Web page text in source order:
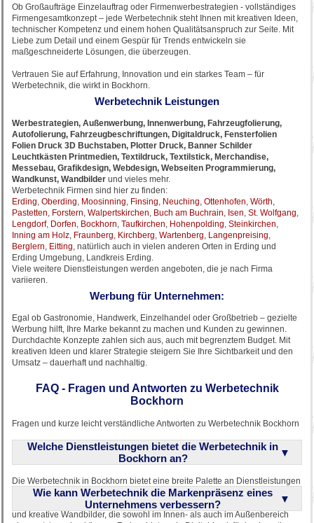
Ob Großaufträge Einzelauftrag oder Firmenwerbestrategien - vollständiges
Firmengesamtkonzept – jede Werbetechnik steht Ihnen mit kreativen Ideen,
technischer Kompetenz und einem hohen Qualitätsanspruch zur Seite. Mit
Liebe zum Detail und einem Gespür für Trends entwickeln sie
maßgeschneiderte Lösungen, die überzeugen.
Vertrauen Sie auf Erfahrung, Innovation und ein starkes Team – für
Werbetechnik, die wirkt in Bockhorn.
Werbetechnik Leistungen
Werbestrategien, Außenwerbung, Innenwerbung, Fahrzeugfolierung,
Autofolierung, Fahrzeugbeschriftungen, Digitaldruck, Fensterfolien
Folien Druck 3D Buchstaben, Plotter Druck, Banner Schilder
Leuchtkästen Printmedien, Textildruck, Textilstick, Merchandise,
Messebau, Grafikdesign, Webdesign, Webseiten Programmierung,
Wandkunst, Wandbilder und vieles mehr.
Werbetechnik Firmen sind hier zu finden:
Erding, Oberding, Moosinning, Finsing, Neuching, Ottenhofen, Wörth,
Pastetten, Forstern, Walpertskirchen, Buch am Buchrain, Isen, St. Wolfgang,
Lengdorf, Dorfen, Bockhorn, Taufkirchen, Hohenpolding, Steinkirchen,
Inning am Holz, Fraunberg, Kirchberg, Wartenberg, Langenpreising,
Berglern, Eitting, natürlich auch in vielen anderen Orten in Erding und
Erding Umgebung, Landkreis Erding.
Viele weitere Dienstleistungen werden angeboten, die je nach Firma
variieren.
Werbung für Unternehmen:
Egal ob Gastronomie, Handwerk, Einzelhandel oder Großbetrieb – gezielte
Werbung hilft, Ihre Marke bekannt zu machen und Kunden zu gewinnen.
Durchdachte Konzepte zahlen sich aus, auch mit begrenztem Budget. Mit
kreativen Ideen und klarer Strategie steigern Sie Ihre Sichtbarkeit und den
Umsatz – dauerhaft und nachhaltig.
FAQ - Fragen und Antworten zu Werbetechnik
Bockhorn
Fragen und kurze leicht verständliche Antworten zu Werbetechnik Bockhorn
Welche Dienstleistungen bietet die Werbetechnik in
Bockhorn an?
Die Werbetechnik in Bockhorn bietet eine breite Palette an Dienstleistungen
an, darunter Außenwerbung, Innenwerbung, Fahrzeugfolierung und
Autofolierung. Sie gestalten großflächige Leuchtkästen, edle 3D Buchstaben
und kreative Wandbilder, die sowohl im Innen- als auch im Außenbereich
Wie kann Werbetechnik die Markenpräsenz eines
Unternehmens verbessern?